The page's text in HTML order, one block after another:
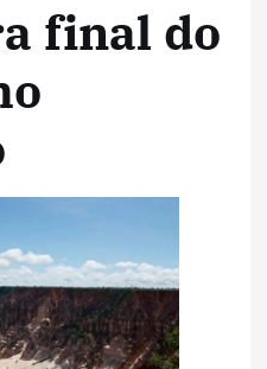
final do